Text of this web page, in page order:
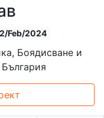
Feb/2024
Боядисване и